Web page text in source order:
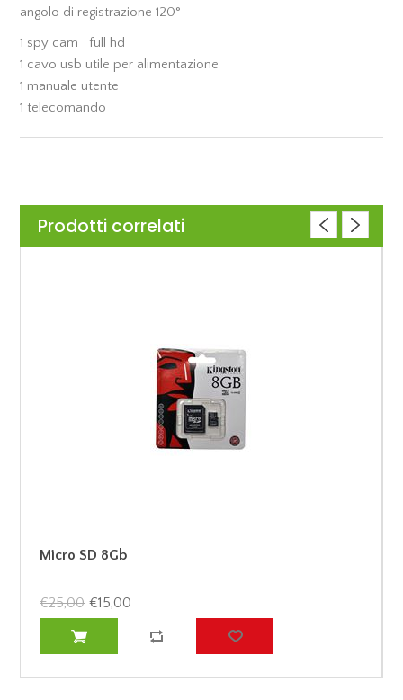
angolo di registrazione 120°
1 spy cam full hd
1 cavo usb utile per alimentazione
1 manuale utente
1 telecomando
Prodotti correlati
Micro SD 8Gb
€25,00 €15,00